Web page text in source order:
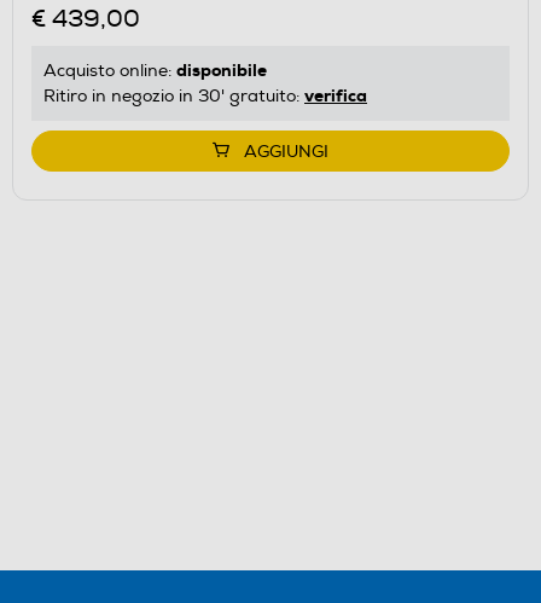
€ 439,00
Acquisto online: disponibile
Ritiro in negozio in 30' gratuito: verifica
AGGIUNGI